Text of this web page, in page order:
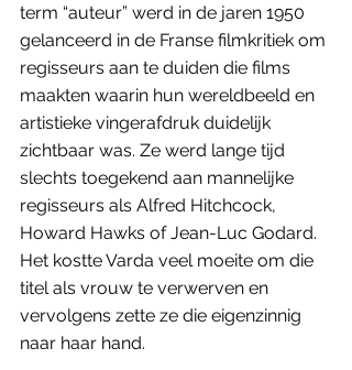
term “auteur” werd in de jaren 1950
gelanceerd in de Franse filmkritiek om
regisseurs aan te duiden die films
maakten waarin hun wereldbeeld en
artistieke vingerafdruk duidelijk
zichtbaar was. Ze werd lange tijd
slechts toegekend aan mannelijke
regisseurs als Alfred Hitchcock,
Howard Hawks of Jean-Luc Godard.
Het kostte Varda veel moeite om die
titel als vrouw te verwerven en
vervolgens zette ze die eigenzinnig
naar haar hand.